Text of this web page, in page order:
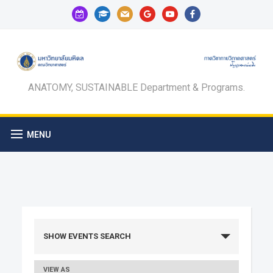
calendar-
check-
graduation-
cap
mail googleyoutubefacebook
ANATOMY, SUSTAINABLE Department & Programs.
MENU
Events
Search
SHOW EVENTS SEARCH
VIEW AS